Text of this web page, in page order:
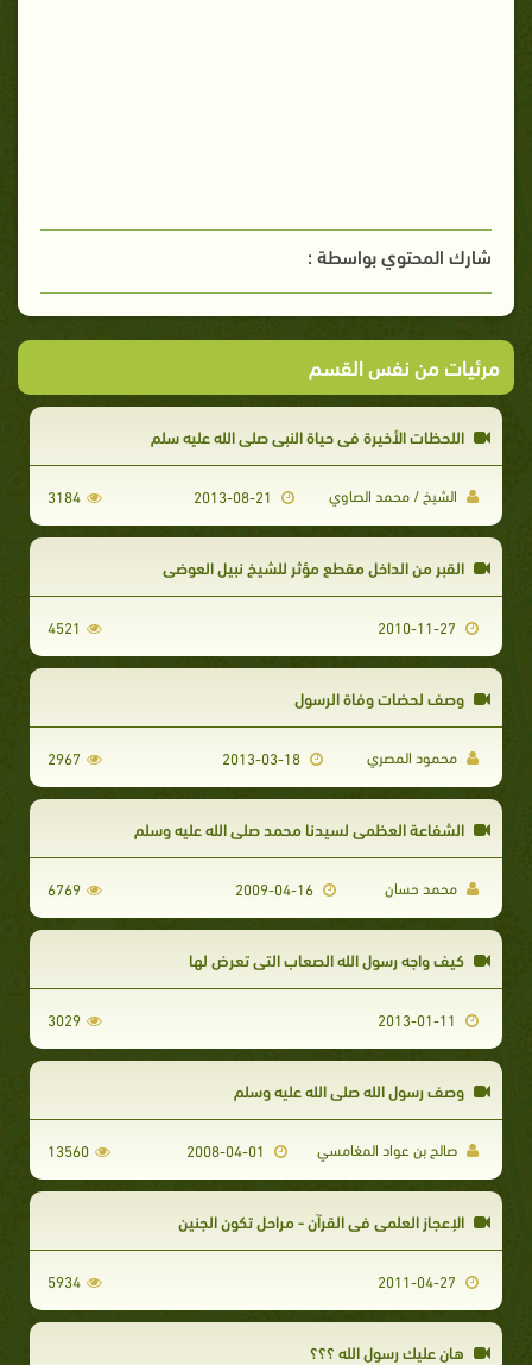
شارك المحتوي بواسطة :
مرئيات من نفس القسم
اللحظات الأخيرة فى حياة النبى صلى الله عليه سلم
الشيخ / محمد الصاوي 3184
القبر من الداخل مقطع مؤثر للشيخ نبيل العوضي
4521
وصف لحضات وفاة الرسول
محمود المصري 2967
الشفاعة العظمى لسيدنا محمد صلى الله عليه وسلم
محمد حسان 6769
كيف واجه رسول الله الصعاب التي تعرض لها
3029
وصف رسول الله صلى الله عليه وسلم
صالح بن عواد المغامسي 13560
الإعجاز العلمي في القرآن - مراحل تكون الجنين
5934
هان عليك رسول الله ؟؟؟